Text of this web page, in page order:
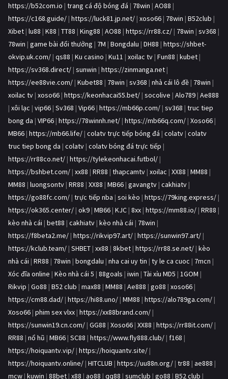
https://b52com.io | trang cá độ bóng đá | 78win | AO88 |
https://c168.guide/ | https://luck81.jp.net/ | xoso66 | 78win | B52club |
Xibet | lu88 | K88 | TT88 | King88 | AO88 | https://rr88.cz/ | 78win | sv368 |
78win | game bài đổi thưởng | 7M | Bongdalu | DH88 | https://shbet-
okvip.uk.com/ | qs88 | Ku casino | Ku11 | xoilac tv | Fun88 | kubet |
https://sv368.direct/ | sunwin | https://zinmanga.net |
https://ee88vie.com/ | Kubet88 | 78win | sv368 | nhà cái lô đề | 78win |
xoilac tv | xoso66 | https://keonhacai55.bet/ | socolive | Alo789 | Ae888
| xôi lạc | vip66 | Sv368 | Vip66 | https://mb66p.com/ | sv368 | truc tiep
bong da | VIP66 | https://78winnh.net/ | https://mb66q.com/ | Xoso66 |
MB66 | https://mb66.life/ | colatv trực tiếp bóng đá | colatv | colatv
truc tiep bong da | colatv | colatv bóng đá trực tiếp |
https://rr88co.net/ | https://tylekeonhacai.futbol/ |
https://bshbet.com/ | xx88 | RR88 | thapcamtv | xoilac | XX88 | MM88 |
MM88 | luongsontv | RR88 | XX88 | MB66 | gavangtv | cakhiatv |
https://go88fc.com/ | trực tiếp nba | soi kèo | https://79king.express/ |
https://ok365.center/ | ok9 | MB66 | KJC | 8xx | https://mm88.io/ | RR88 |
kèo nhà cái | bet88 | cakhiatv | kèo nhà cái | 78win |
https://f8beta2.me/ | https://rikvip97.art/ | https://sunwin97.art/ |
https://kclub.team/ | SHBET | xx88 | 8kbet | https://rr88.se.net/ | kèo
nhà cái | RR88 | 78win | bongdalu | nha cai uy tin | ty le ca cuoc | 7mcn |
Xóc đĩa online | Kèo nhà cái 5 | 88goals | iwin | Tài xỉu MD5 | 1GOM |
Rikvip | Go88 | B52 club | max88 | MM88 | Ae888 | go88 | xoso66 |
https://cm88.dad/ | https://hi88.uno/ | MM88 | https://alo789ga.com/ |
Xoso66 | phim sex vlxx | https://xx88brand.com/ |
https://sunwin19.cn.com/ | GG88 | Xoso66 | XX88 | https://rr88it.com/ |
RR88 | nổ hũ | MB66 | SC88 | https://www.fly888.club/ | f168 |
https://hoiquantv.vip/ | https://hoiquantv.site/ |
https://hoiquantv.online/ | HITCLUB | https://uu88n.org/ | tr88 | ae888 |
mcw | kuwin | 88bet | x88 | ao88 | qq88 | sumclub | go88 | B52 club |